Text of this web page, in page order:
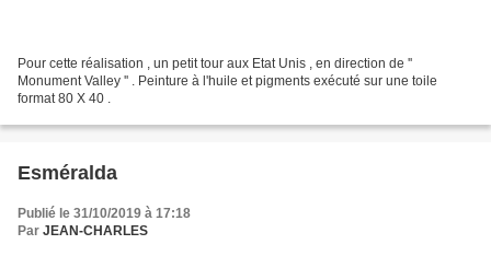
Pour cette réalisation , un petit tour aux Etat Unis , en direction de ''
Monument Valley '' . Peinture à l'huile et pigments exécuté sur une toile
format 80 X 40 .
Esméralda
Publié le 31/10/2019 à 17:18
Par JEAN-CHARLES